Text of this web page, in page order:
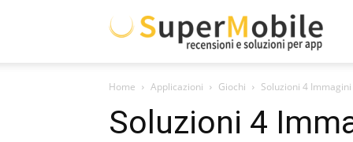
Super
Home Applicazioni Giochi Soluzioni 4
Soluzioni 4